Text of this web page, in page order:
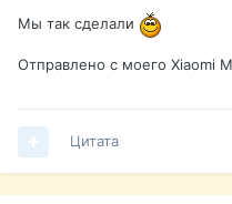
Мы так сделали
Отправлено с моего Xiaomi
Цитата